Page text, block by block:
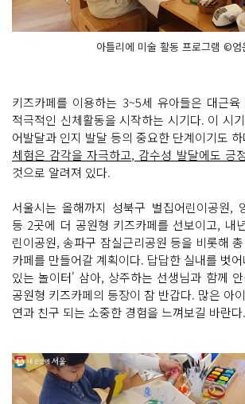
아틀리에 미술 활동 프로그램 ©엄
키즈카페를 이용하는 3~5세 유아들은 대근
적극적인 신체활동을 시작하는 시기다. 이 시
어발달과 인지 발달 등의 중요한 단계이기도 하
체험은 감각을 자극하고, 감수성 발달에도 긍
것으로 알려져 있다.
서울시는 올해까지 성북구 벌집어린이공원,
등 2곳에 더 공원형 키즈카페를 선보이고, 내
린이공원, 송파구 잠실근리공원 등을 비롯해
카페를 만들어갈 계획이다. 답답한 실내를 벗
있는 놀이터' 삼아, 상주하는 선생님과 함께
공원형 키즈카페의 등장이 참 반갑다. 많은 아
연과 친구 되는 소중한 경험을 느껴보길 바란다.